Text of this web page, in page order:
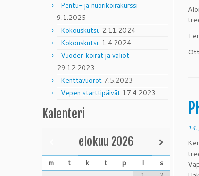
Pentu- ja nuorikoirakurssi
9.1.2025
Kokouskutsu 2.11.2024
Kokouskutsu 1.4.2024
Vuoden koirat ja valiot
29.12.2023
Kenttävuorot 7.5.2023
Vepen starttipäivät 17.4.2023
Kalenteri
elokuu 2026
m t k t p l
s